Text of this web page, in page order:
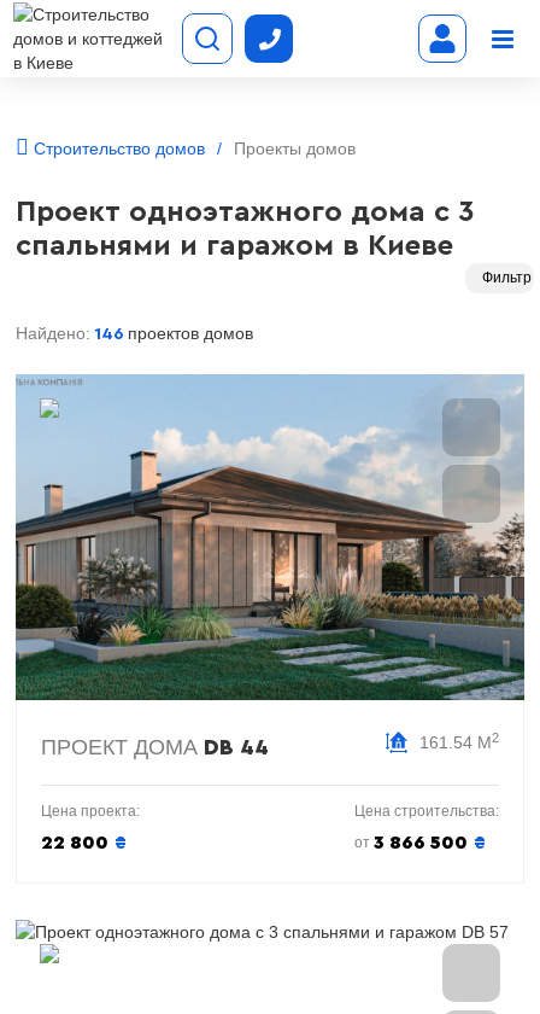
Строительство домов Проекты домов
Проект одноэтажного дома с 3
спальнями и гаражом в Киеве
Фильтр
Найдено: 146 проектов домов
ПРОЕКТ ДОМА DB 44 161.54 М2
Цена проекта:
22 800 ₴
Цена строительства:
от 3 866 500 ₴